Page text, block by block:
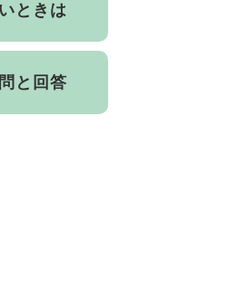
ときは
と回答